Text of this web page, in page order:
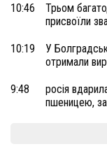
10:46
Трьом
присвоїли
10:19
У
отримали
9:48
росія
пшеницею,